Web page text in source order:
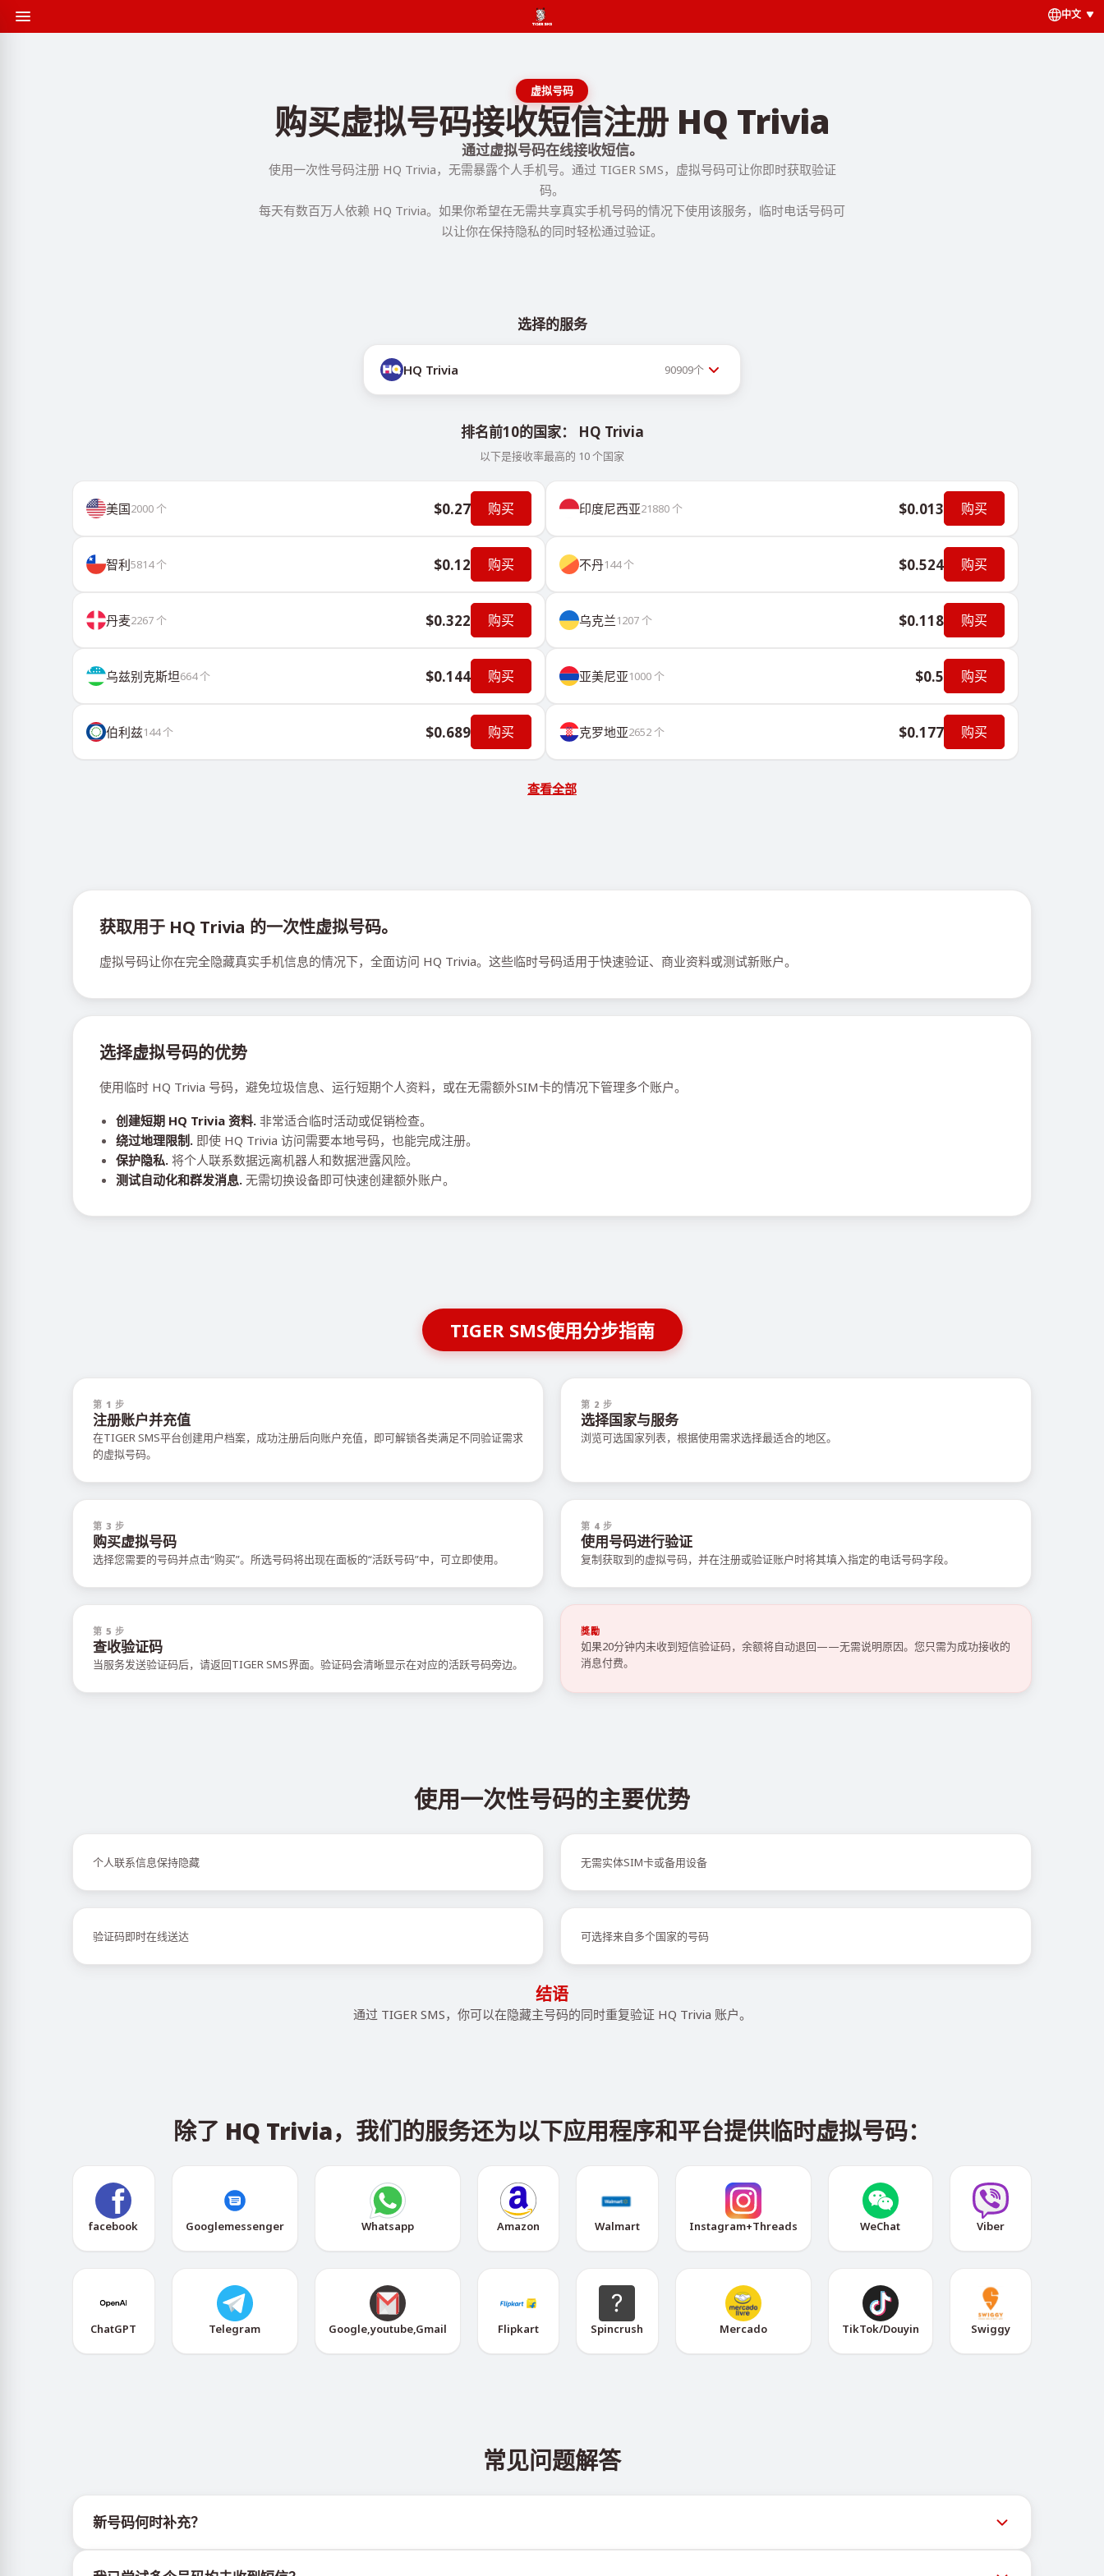
中文
虚拟号码
购买虚拟号码接收短信注册 HQ Trivia
通过虚拟号码在线接收短信。
使用一次性号码注册 HQ Trivia，无需暴露个人手机号。通过 TIGER SMS，虚拟号码可让你即时获取验证
码。
每天有数百万人依赖 HQ Trivia。如果你希望在无需共享真实手机号码的情况下使用该服务，临时电话号码可
以让你在保持隐私的同时轻松通过验证。
选择的服务
HQ Trivia 90909个
排名前10的国家： HQ Trivia
以下是接收率最高的 10 个国家
美国2000个 $0.27 购买 印度尼西亚21880个 $0.013 购买
智利5814个 $0.12 购买 不丹144个 $0.524 购买
丹麦2267个 $0.322 购买 乌克兰1207个 $0.118 购买
乌兹别克斯坦664个 $0.144 购买 亚美尼亚1000个 $0.5 购买
伯利兹144个 $0.689 购买 克罗地亚2652个 $0.177 购买
查看全部
获取用于 HQ Trivia 的一次性虚拟号码。
虚拟号码让你在完全隐藏真实手机信息的情况下，全面访问 HQ Trivia。这些临时号码适用于快速验证、商业资料或测试新账户。
选择虚拟号码的优势
使用临时 HQ Trivia 号码，避免垃圾信息、运行短期个人资料，或在无需额外SIM卡的情况下管理多个账户。
创建短期 HQ Trivia 资料. 非常适合临时活动或促销检查。
绕过地理限制. 即使 HQ Trivia 访问需要本地号码，也能完成注册。
保护隐私. 将个人联系数据远离机器人和数据泄露风险。
测试自动化和群发消息. 无需切换设备即可快速创建额外账户。
TIGER SMS使用分步指南
第 1 步
注册账户并充值
在TIGER SMS平台创建用户档案，成功注册后向账户充值，即可解锁各类满足不同验证需求
的虚拟号码。
第 2 步
选择国家与服务
浏览可选国家列表，根据使用需求选择最适合的地区。
第 3 步
购买虚拟号码
选择您需要的号码并点击“购买”。所选号码将出现在面板的“活跃号码”中，可立即使用。
第 4 步
使用号码进行验证
复制获取到的虚拟号码，并在注册或验证账户时将其填入指定的电话号码字段。
第 5 步
查收验证码
当服务发送验证码后，请返回TIGER SMS界面。验证码会清晰显示在对应的活跃号码旁边。
獎勵
如果20分钟内未收到短信验证码，余额将自动退回——无需说明原因。您只需为成功接收的
消息付费。
使用一次性号码的主要优势
个人联系信息保持隐藏 无需实体SIM卡或备用设备
验证码即时在线送达 可选择来自多个国家的号码
结语
通过 TIGER SMS，你可以在隐藏主号码的同时重复验证 HQ Trivia 账户。
除了 HQ Trivia，我们的服务还为以下应用程序和平台提供临时虚拟号码：
facebook Googlemessenger Whatsapp Amazon Walmart Instagram+Threads WeChat Viber
ChatGPT Telegram Google,youtube,Gmail Flipkart Spincrush Mercado TikTok/Douyin Swiggy
常见问题解答
新号码何时补充？